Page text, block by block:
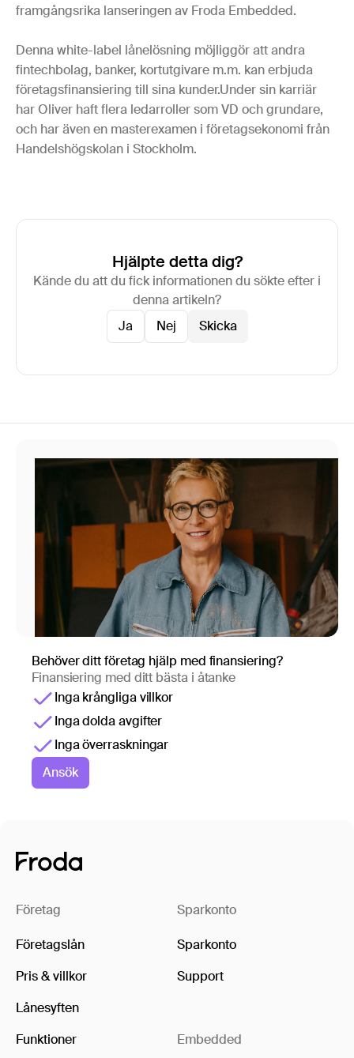
framgångsrika lanseringen av Froda Embedded.
Denna white-label lånelösning möjliggör att andra
fintechbolag, banker, kortutgivare m.m. kan erbjuda
företagsfinansiering till sina kunder.Under sin karriär
har Oliver haft flera ledarroller som VD och grundare,
och har även en masterexamen i företagsekonomi från
Handelshögskolan i Stockholm.
Hjälpte detta dig?
Kände du att du fick informationen du sökte efter i
denna artikeln?
Ja
Nej
Behöver ditt företag hjälp med finansiering?
Finansiering med ditt bästa i åtanke
Inga krångliga villkor
Inga dolda avgifter
Inga överraskningar
Ansök
Företag
Företagslån
Pris & villkor
Lånesyften
Funktioner
Sparkonto
Sparkonto
Support
Embedded